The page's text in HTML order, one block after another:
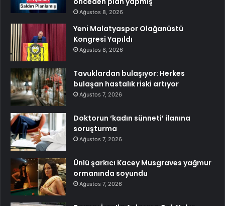
Ağustos 8, 2026
Yeni Malatyaspor Olağanüstü
Kongresi Yapıldı
Ağustos 8, 2026
Tavuklardan bulaşıyor: Herkes
bulaşan hastalık riski artıyor
Ağustos 7, 2026
Doktorun ‘kadın sünneti’ ilanına
soruşturma
Ağustos 7, 2026
Ünlü şarkıcı Kacey Musgraves yağmur
ormanında soyundu
Ağustos 7, 2026